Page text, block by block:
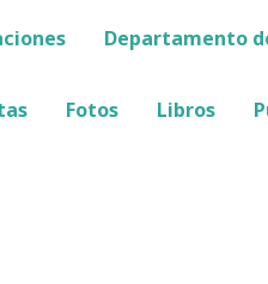
Departamento
Fotos Libros